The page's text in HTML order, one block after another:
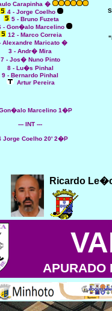
Carapinha �
4 - Jorge Coelho
5 - Bruno Fuzeta
- Gon�alo Marcelino
12 - Marco Correia
Alexandre Maricato �
3 - Andr� Mira
7 - Jos� Nuno Pinto
8 - Lu�s Pinhal
9 - Bernardo Pinhal
Artur Pereira
Marcelino 1�P
--- INT ---
Jorge Coelho 20' 2�P
Ricardo
APURADO